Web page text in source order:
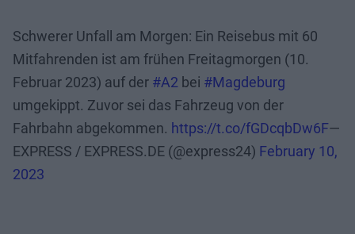
Schwerer Unfall am Morgen: Ein Reisebus mit 60
Mitfahrenden ist am frühen Freitagmorgen (10.
Februar 2023) auf der #A2 bei #Magdeburg
umgekippt. Zuvor sei das Fahrzeug von der
Fahrbahn abgekommen. https://t.co/fGDcqbDw6F—
EXPRESS / EXPRESS.DE (@express24) February 10,
2023